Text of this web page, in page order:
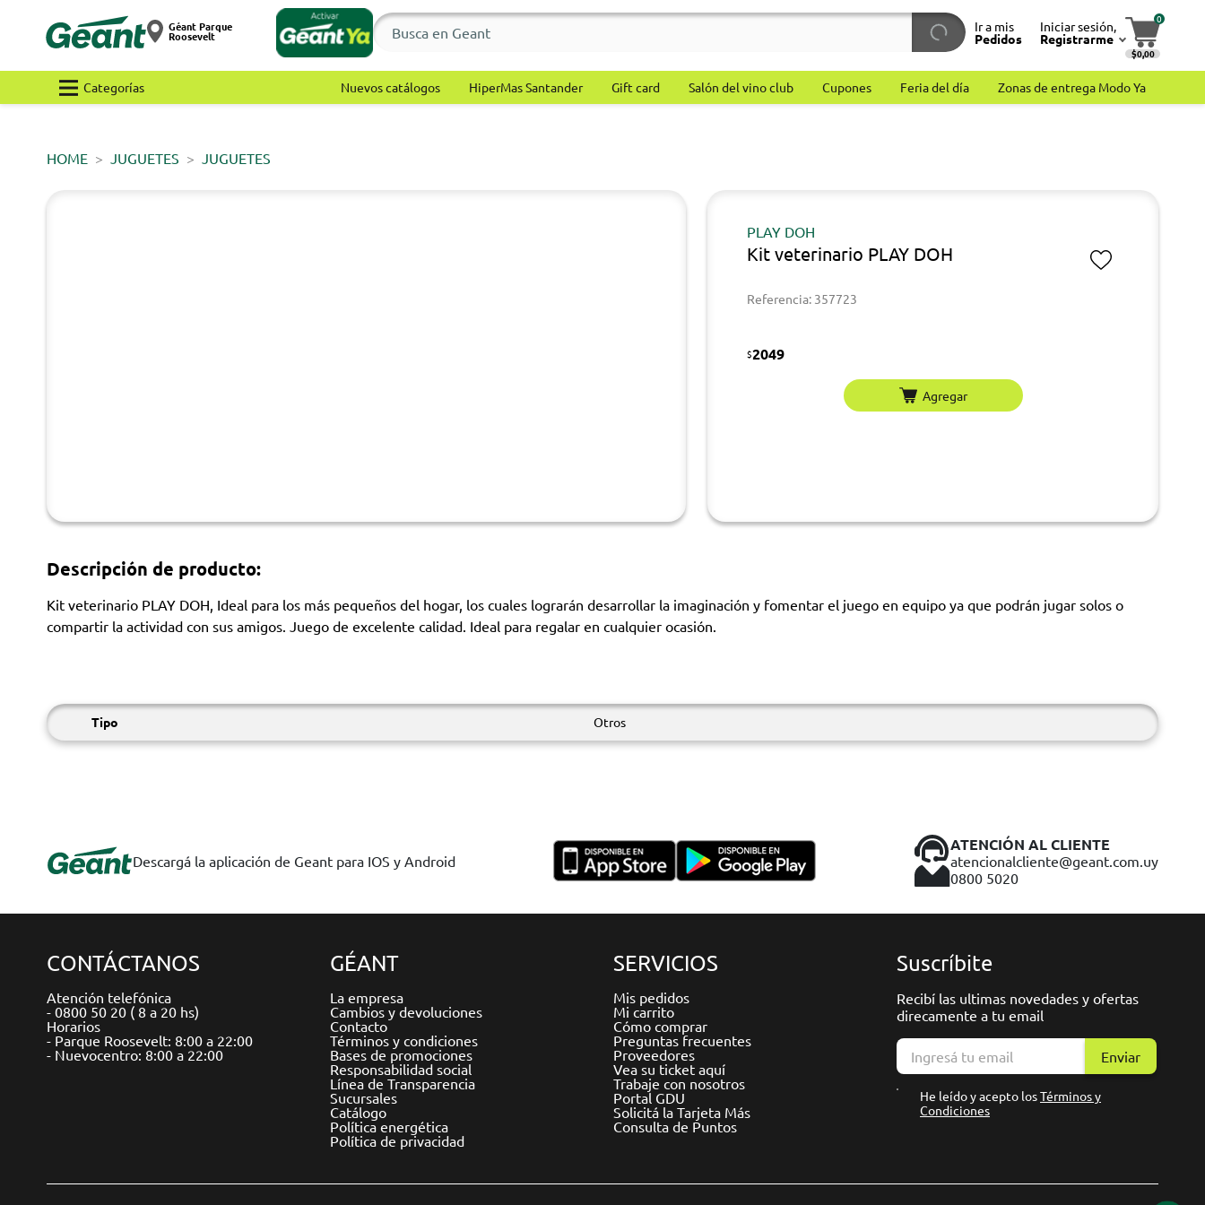
Géant Parque
Roosevelt
Ir a mis
Pedidos
Iniciar sesión,
Registrarme
0
$0,00
Categorías Nuevos catálogos HiperMas Santander Gift card Salón del vino club Cupones Feria del día Zonas de entrega Modo Ya
HOME JUGUETES JUGUETES
PLAY DOH
Kit veterinario PLAY DOH
Referencia: 357723
$2049
Agregar
Descripción de producto:
Kit veterinario PLAY DOH, Ideal para los más pequeños del hogar, los cuales lograrán desarrollar la imaginación y fomentar el juego en equipo ya que podrán jugar solos o
compartir la actividad con sus amigos. Juego de excelente calidad. Ideal para regalar en cualquier ocasión.
Tipo Otros
Descargá la aplicación de Geant para IOS y Android
ATENCIÓN AL CLIENTE
atencionalcliente@geant.com.uy
0800 5020
CONTÁCTANOS
Atención telefónica
- 0800 50 20 ( 8 a 20 hs)
Horarios
- Parque Roosevelt: 8:00 a 22:00
- Nuevocentro: 8:00 a 22:00
GÉANT
La empresa
Cambios y devoluciones
Contacto
Términos y condiciones
Bases de promociones
Responsabilidad social
Línea de Transparencia
Sucursales
Catálogo
Política energética
Política de privacidad
SERVICIOS
Mis pedidos
Mi carrito
Cómo comprar
Preguntas frecuentes
Proveedores
Vea su ticket aquí
Trabaje con nosotros
Portal GDU
Solicitá la Tarjeta Más
Consulta de Puntos
Suscríbite
Recibí las ultimas novedades y ofertas
direcamente a tu email
Enviar
He leído y acepto losTérminos y
Condiciones